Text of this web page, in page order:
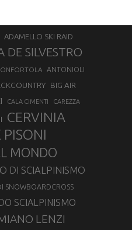
ADAMELLO SKI RAID
DE SILVESTRO
ANTONIOLI
BIG AIR
CALA CIMENTI CAREZZA
CERVINIA
PISONI
MONDO
DI SCIALPINISMO
SNOWBOARDCROSS
SCIALPINISMO
LENZI